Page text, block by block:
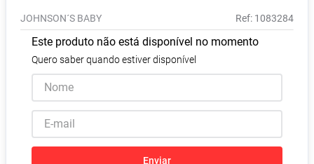
JOHNSON´S BABY : 1083284
Este produto não está disponível no momento
Quero saber quando estiver disponível
Enviar
8º Absorvente
9º Pampers Confort Sec
10º Lavitan